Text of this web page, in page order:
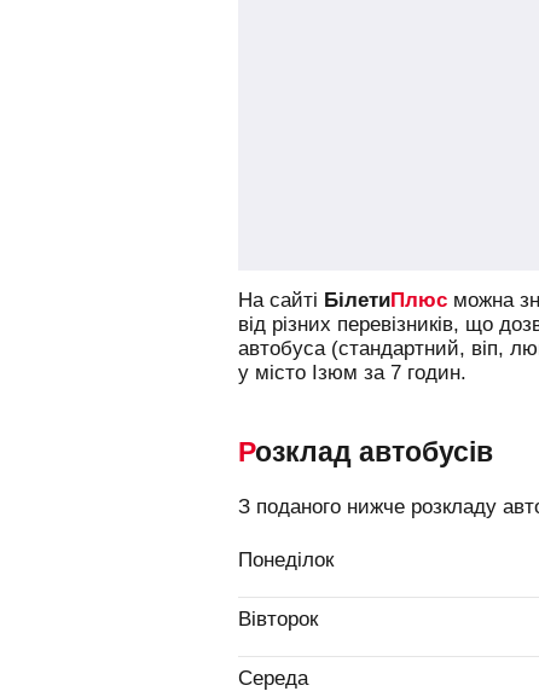
На сайті БілетиПлюс можна
від різних перевізників, що
автобуса (стандартний, віп,
у місто Ізюм за 7 годин.
Розклад автобусів
З поданого нижче розкладу
Понеділок
Вівторок
Середа